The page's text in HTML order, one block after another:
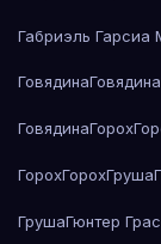
Габриэль Гарсиа
ГовядинаГовядина
ГовядинаГорох
ГорохГорохГруша
ГрушаГюнтер